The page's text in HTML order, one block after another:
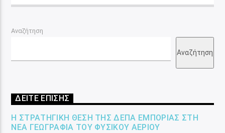
Αναζήτηση
Αναζήτηση
ΔΕΙΤΕ ΕΠΙΣΗΣ
Η ΣΤΡΑΤΗΓΙΚΉ ΘΈΣΗ ΤΗΣ ΔΕΠΑ ΕΜΠΟΡΊΑΣ ΣΤΗ
ΝΈΑ ΓΕΩΓΡΑΦΊΑ ΤΟΥ ΦΥΣΙΚΟΎ ΑΕΡΊΟΥ